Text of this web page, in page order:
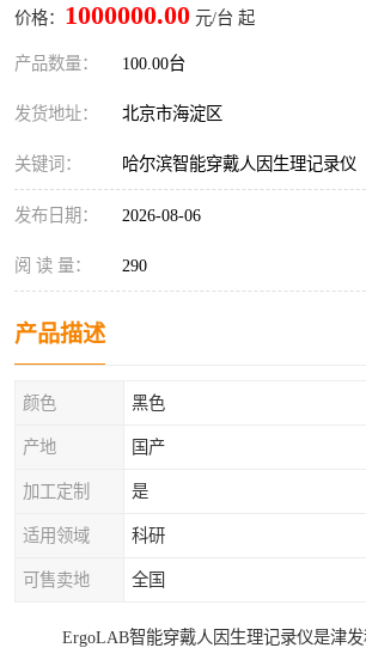
价格： 1000000.00 元/台 起
产品数量： 100.00台
发货地址： 北京市海淀区
关键词： 哈尔滨智能穿戴人因生理记录仪
发布日期： 2026-08-06
阅 读 量： 290
产品描述
颜色 黑色
产地 国产
加工定制 是
适用领域 科研
可售卖地 全国
ErgoLAB智能穿戴人因生理记录仪是津